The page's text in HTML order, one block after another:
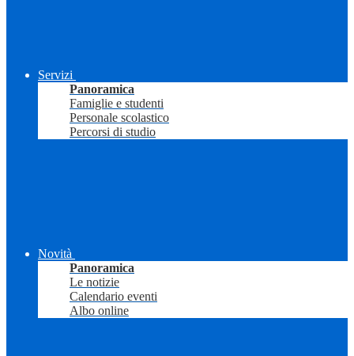
Servizi
Panoramica
Famiglie e studenti
Personale scolastico
Percorsi di studio
Novità
Panoramica
Le notizie
Calendario eventi
Albo online